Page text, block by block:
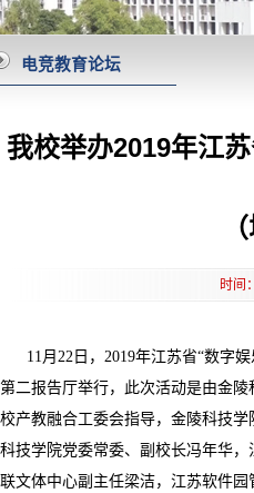
电竞教育论坛
我校举办2019年江
时间
11月22日，2019年江苏省“数字
第二报告厅举行，此次活动是由金
校产教融合工委会指导，金陵科技
科技学院党委常委、副校长冯年华
联文体中心副主任梁洁，江苏软件